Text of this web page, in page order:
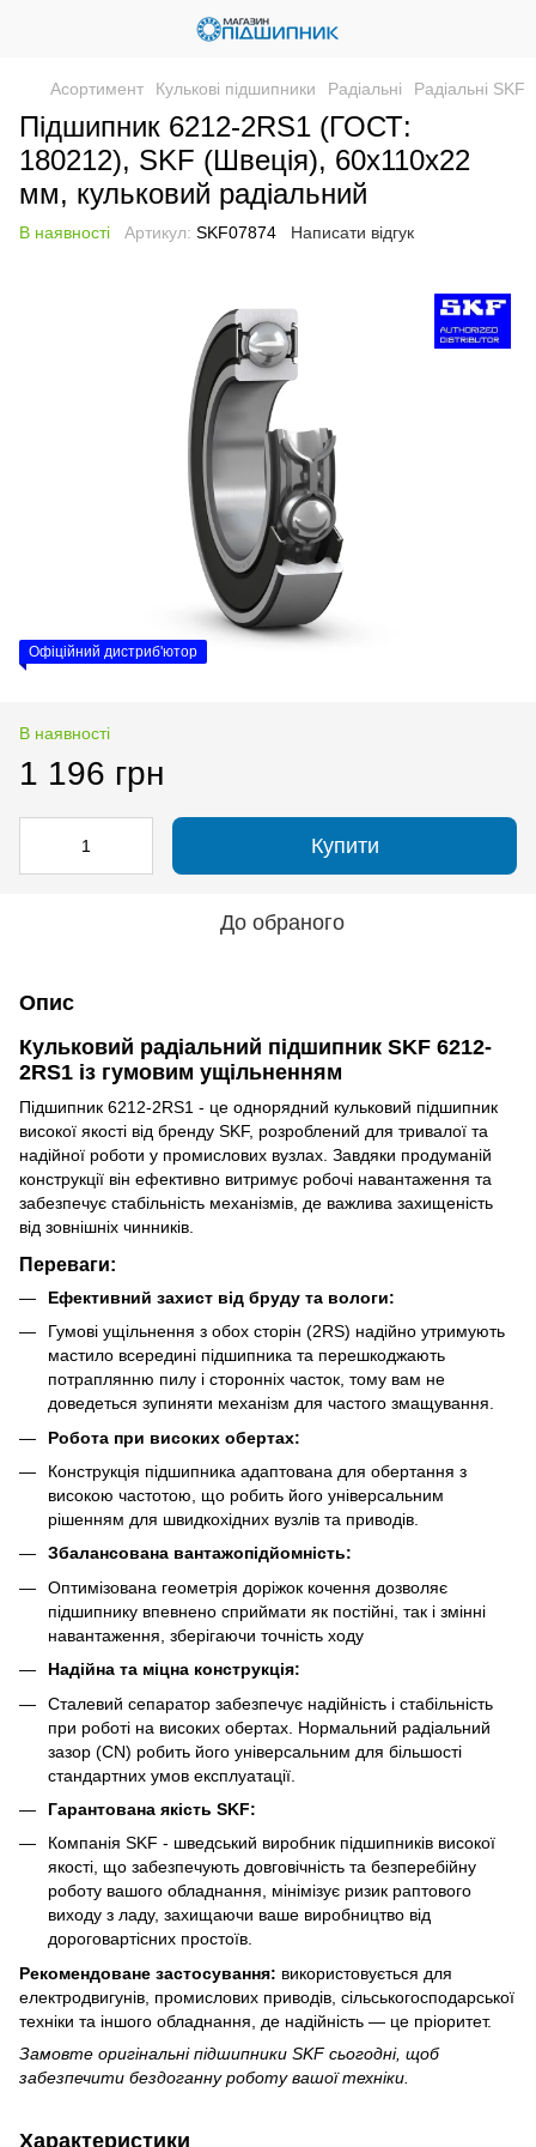
Асортимент Кулькові підшипники Радіальні Радіальні SKF
Підшипник 6212-2RS1 (ГОСТ:
180212), SKF (Швеція), 60x110x22
мм, кульковий радіальний
В наявності Артикул: SKF07874 Написати відгук
Офіційний дистриб'ютор
В наявності
1 196 грн
Купити
До обраного
Опис
Кульковий радіальний підшипник SKF 6212-
2RS1 із гумовим ущільненням
Підшипник 6212-2RS1 - це однорядний кульковий підшипник
високої якості від бренду SKF, розроблений для тривалої та
надійної роботи у промислових вузлах. Завдяки продуманій
конструкції він ефективно витримує робочі навантаження та
забезпечує стабільність механізмів, де важлива захищеність
від зовнішніх чинників.
Переваги:
Ефективний захист від бруду та вологи:
Гумові ущільнення з обох сторін (2RS) надійно утримують
мастило всередині підшипника та перешкоджають
потраплянню пилу і сторонніх часток, тому вам не
доведеться зупиняти механізм для частого змащування.
Робота при високих обертах:
Конструкція підшипника адаптована для обертання з
високою частотою, що робить його універсальним
рішенням для швидкохідних вузлів та приводів.
Збалансована вантажопідйомність:
Оптимізована геометрія доріжок кочення дозволяє
підшипнику впевнено сприймати як постійні, так і змінні
навантаження, зберігаючи точність ходу
Надійна та міцна конструкція:
Сталевий сепаратор забезпечує надійність і стабільність
при роботі на високих обертах. Нормальний радіальний
зазор (CN) робить його універсальним для більшості
стандартних умов експлуатації.
Гарантована якість SKF:
Компанія SKF - шведський виробник підшипників високої
якості, що забезпечують довговічність та безперебійну
роботу вашого обладнання, мінімізує ризик раптового
виходу з ладу, захищаючи ваше виробництво від
дороговартісних простоїв.
Рекомендоване застосування: використовується для
електродвигунів, промислових приводів, сільськогосподарської
техніки та іншого обладнання, де надійність — це пріоритет.
Замовте оригінальні підшипники SKF сьогодні, щоб
забезпечити бездоганну роботу вашої техніки.
Характеристики